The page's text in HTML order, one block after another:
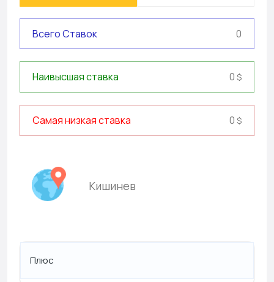
Всего Ставок 0
Наивысшая ставка 0 $
Самая низкая ставка 0 $
Кишинев
Плюс